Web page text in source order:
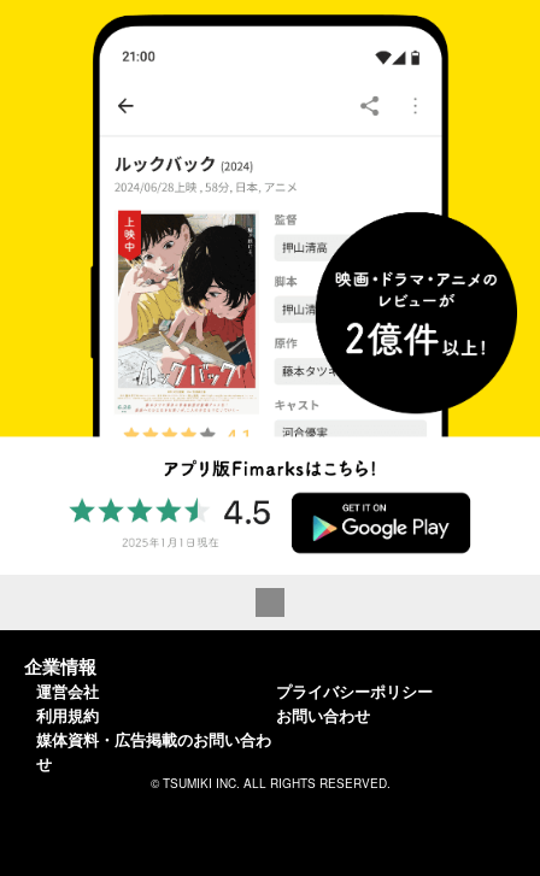
企業情報
運営会社
利用規約
媒体資料・広告掲載のお問い合わ
せ
プライバシーポリシー
お問い合わせ
© TSUMIKI INC. ALL RIGHTS RESERVED.